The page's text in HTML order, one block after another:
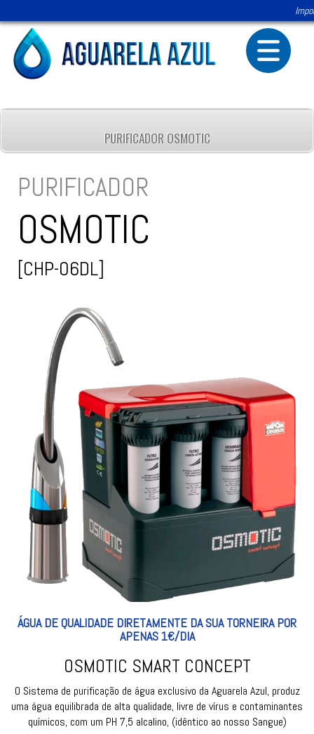
PURIFICADOR OSMOTIC
PURIFICADOR
OSMOTIC
[CHP-06DL]
ÁGUA DE QUALIDADE DIRETAMENTE DA SUA TORNEIRA POR
APENAS 1€/DIA
OSMOTIC SMART CONCEPT
O Sistema de purificação de água exclusivo da Aguarela Azul, produz
uma água equilibrada de alta qualidade, livre de vírus e contaminantes
químicos, com um PH 7,5 alcalino, (idêntico ao nosso Sangue)